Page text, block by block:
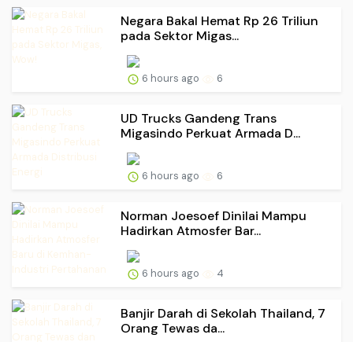
Negara Bakal Hemat Rp 26 Triliun
pada Sektor Migas...
6 hours ago 6
UD Trucks Gandeng Trans
Migasindo Perkuat Armada D...
6 hours ago 6
Norman Joesoef Dinilai Mampu
Hadirkan Atmosfer Bar...
6 hours ago 4
Banjir Darah di Sekolah Thailand, 7
Orang Tewas da...